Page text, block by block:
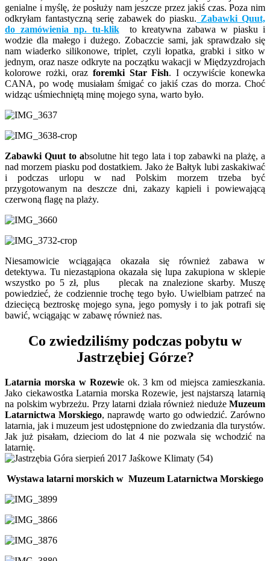
genialne i myślę, że posłuży nam jeszcze przez jakiś czas. Poza nim
odkryłam fantastyczną serię zabawek do piasku. Zabawki Quut,
do zamówienia np. tu-klik
to kreatywna zabawa w piasku i
wodzie dla małego i dużego. Zobaczcie sami, jak sprawdzało się
nam wiaderko silikonowe, triplet, czyli łopatka, grabki i sitko w
jednym, oraz nasze odkryte na początku wakacji w Międzyzdrojach
kolorowe rożki, oraz foremki Star Fish. I oczywiście konewka
CANA, po wodę musiałam śmigać co jakiś czas do morza. Choć
widząc uśmiechniętą minę mojego syna, warto było.
Zabawki Quut to absolutne hit tego lata i top zabawki na plażę, a
nad morzem piasku pod dostatkiem. Jako że Bałtyk lubi zaskakiwać
i podczas urlopu w nad Polskim morzem trzeba być
przygotowanym na deszcze dni, zakazy kąpieli i powiewającą
czerwoną flagę na plaży.
Niesamowicie wciągająca okazała się również zabawa w
detektywa. Tu niezastąpiona okazała się lupa zakupiona w sklepie
wszystko po 5 zł, plus plecak na znalezione skarby. Muszę
powiedzieć, że codziennie trochę tego było. Uwielbiam patrzeć na
dziecięcą beztroskę mojego syna, jego pomysły i to jak potrafi się
bawić, wciągając w zabawę również nas.
Co zwiedziliśmy podczas pobytu w
Jastrzębiej Górze?
Latarnia morska w Rozewie ok. 3 km od miejsca zamieszkania.
Jako ciekawostka Latarnia morska Rozewie, jest najstarszą latarnią
na polskim wybrzeżu. Przy latarni działa również nieduże Muzeum
Latarnictwa Morskiego, naprawdę warto go odwiedzić. Zarówno
latarnia, jak i muzeum jest udostępnione do zwiedzania dla turystów.
Jak już pisałam, dzieciom do lat 4 nie pozwala się wchodzić na
latarnię.
Wystawa latarni morskich w Muzeum Latarnictwa Morskiego